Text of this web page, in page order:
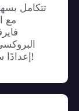
مع
إعدادًا سهلًا وجاهزًا للاستخدام، مصممة لراحتك!